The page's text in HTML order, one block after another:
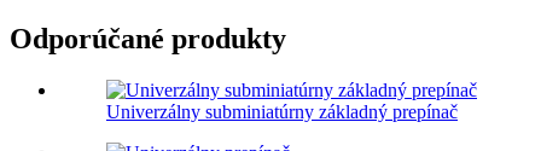
Odporúčané produkty
Univerzálny subminiatúrny základný prepínač